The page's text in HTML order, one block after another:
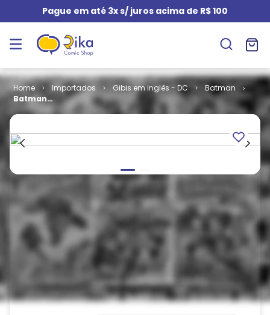
Pague em até 3x s/ juros acima de R$ 100
Importados Gibis em inglês - DC
Batman
Batman
Shadow of the